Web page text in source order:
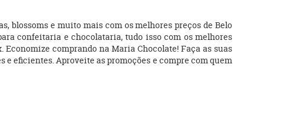
blossoms e muito mais com os melhores preços de Belo
confeitaria e chocolataria, tudo isso com os melhores
comprando na Maria Chocolate! Faça as suas
eficientes. Aproveite as promoções e compre com quem